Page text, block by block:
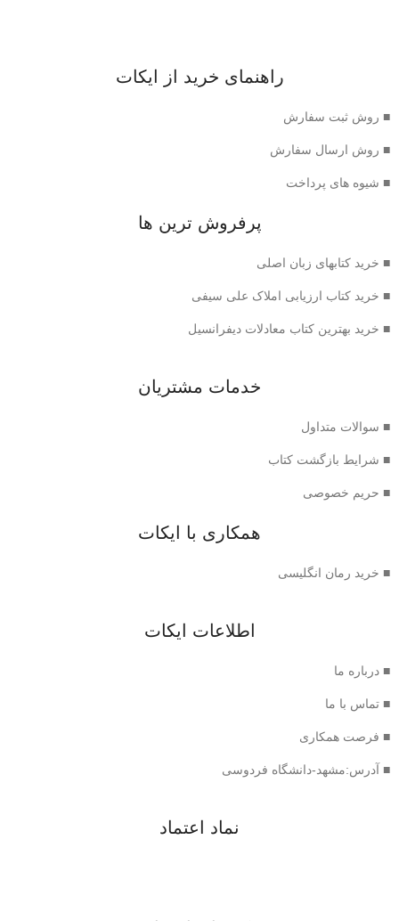
راهنمای خرید از ایکات
■ روش ثبت سفارش
■ روش ارسال سفارش
■ شیوه های پرداخت
پرفروش ترین ها
■ خرید کتابهای زبان اصلی
■ خرید کتاب ارزیابی املاک علی سیفی
■ خرید بهترین کتاب معادلات دیفرانسیل
خدمات مشتریان
■ سوالات متداول
■ شرایط بازگشت کتاب
■ حریم خصوصی
همکاری با ایکات
■ خرید رمان انگلیسی
اطلاعات ایکات
■ درباره ما
■ تماس با ما
■ فرصت همکاری
■ آدرس:مشهد-دانشگاه فردوسی
نماد اعتماد